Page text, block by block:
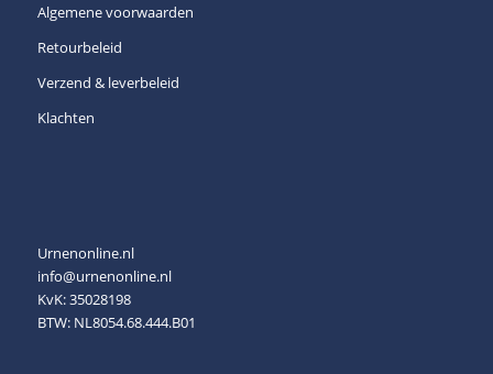
Algemene voorwaarden
Retourbeleid
Verzend & leverbeleid
Klachten
Urnenonline.nl
info@urnenonline.nl
KvK: 35028198
BTW: NL8054.68.444.B01